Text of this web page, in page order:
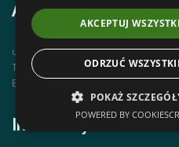
Adres i kontakt
ul. Krupówki 12, 34-500 Zakopane
Telefon | +48 1820 630 12
Email | biuro@zakopanepttk.pl
Informacje
AKCEPTUJ
ODRZUĆ
POKAŻ
POWERED BY